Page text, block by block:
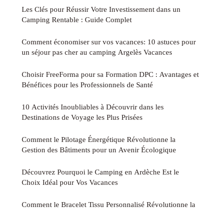
Les Clés pour Réussir Votre Investissement dans un
Camping Rentable : Guide Complet
Comment économiser sur vos vacances: 10 astuces pour
un séjour pas cher au camping Argelès Vacances
Choisir FreeForma pour sa Formation DPC : Avantages et
Bénéfices pour les Professionnels de Santé
10 Activités Inoubliables à Découvrir dans les
Destinations de Voyage les Plus Prisées
Comment le Pilotage Énergétique Révolutionne la
Gestion des Bâtiments pour un Avenir Écologique
Découvrez Pourquoi le Camping en Ardèche Est le
Choix Idéal pour Vos Vacances
Comment le Bracelet Tissu Personnalisé Révolutionne la